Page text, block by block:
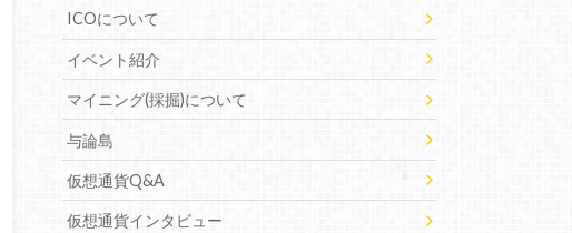
ICOについて
イベント紹介
マイニング(採掘)について
与論島
仮想通貨Q&A
仮想通貨インタビュー